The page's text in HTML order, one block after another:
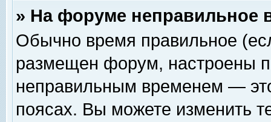
» На форуме неправильное
Обычно время правильное
размещен форум, настроены
неправильным временем —
поясах. Вы можете изменить